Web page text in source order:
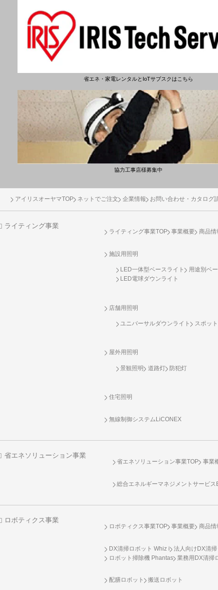
省エネ・家電レンタルとIoTサブスクはこちら
協力工事店様募集中
アイリスオーヤマTOP ネットでご注文 企業情報 お問い合わせ・カタログ
ライティング事業
ライティング事業TOP 事業概要 商品情
施設用照明
LED一体型ベースライト
用途別ベ
LED電球ダウンライト
店舗用照明
ユニバーサルダウンライト スポッ
屋外用照明
景観照明 道路灯 防犯灯
住宅照明
無線制御システム LiCONEX
省エネソリューション事業
省エネソリューション事業TOP 事業
総合エネルギーマネジメントサービ
ロボティクス事業
ロボティクス事業TOP 事業概要 商品情
DX清掃ロボット Whiz i
法人向けDX清
ロボット掃除機 Phantas
業務用DX清掃
配膳ロボット 搬送ロボット